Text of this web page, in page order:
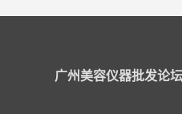
广州美容仪器批发论